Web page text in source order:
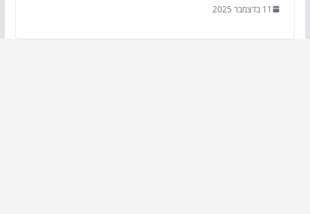
11 בדצמבר 2025